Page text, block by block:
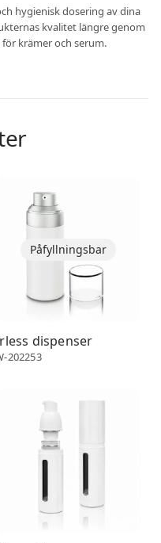
hygienisk dosering av dina
kvalitet längre genom
krämer och serum.
Påfyllningsbar
dispenser
202253